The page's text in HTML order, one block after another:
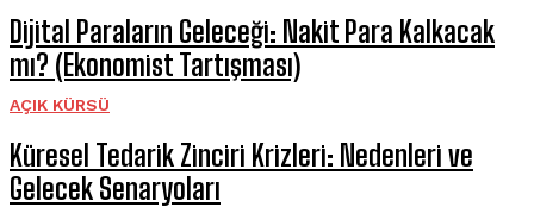
Dijital Paraların Geleceği: Nakit Para Kalkacak
mı? (Ekonomist Tartışması)
AÇIK KÜRSÜ
Küresel Tedarik Zinciri Krizleri: Nedenleri ve
Gelecek Senaryoları